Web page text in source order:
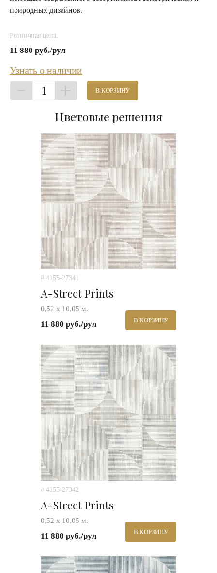
природных дизайнов.
Розничная цена:
11 880 руб./рул
Узнать о наличии
1 В КОРЗИНУ
Цветовые решения
# 4155-27341
A-Street Prints
0,52 х 10,05 м.
11 880 руб./рул В КОРЗИНУ
# 4155-27342
A-Street Prints
0,52 х 10,05 м.
11 880 руб./рул В КОРЗИНУ